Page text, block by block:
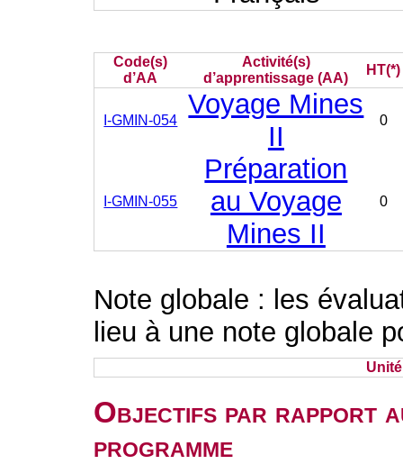
Code(s)
d’AA
Activité(s)
d’apprentissage (AA)
HT(*)
I-GMIN-054
Voyage Mines
II
0
I-GMIN-055
Préparation
au Voyage
Mines II
0
Note globale : les
lieu à une note globale
Objectifs par rapport
programme